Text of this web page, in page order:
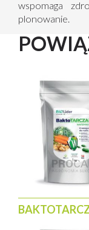
wspomaga
plonowanie.